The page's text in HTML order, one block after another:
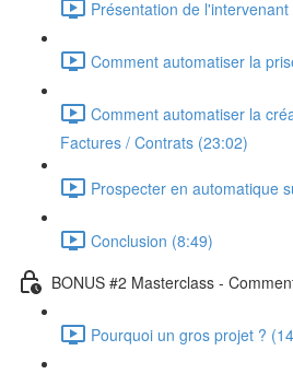
Présentation de l'intervenant
Comment automatiser la
Comment automatiser la
Factures / Contrats (23:02)
Prospecter en automatique
Conclusion (8:49)
BONUS #2 Masterclass -
Pourquoi un gros projet ?